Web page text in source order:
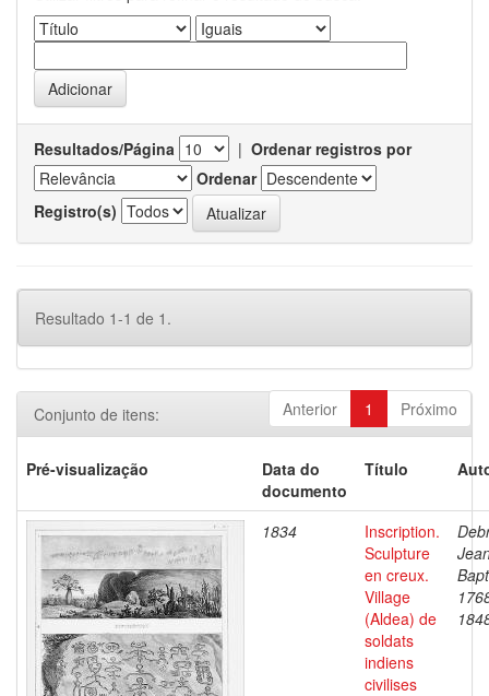
Resultados/Página | Ordenar registros por
Ordenar
Registro(s)
Resultado 1-1 de 1.
Anterior 1 Próximo
Conjunto de itens:
Pré-visualização
Data do
documento
Título
1834
Inscription.
Sculpture
en creux.
Village
(Aldea) de
soldats
indiens
civilises